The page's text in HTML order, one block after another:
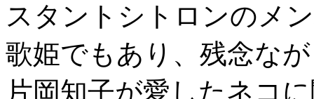
スタントシトロンのメ
歌姫でもあり、残念な
片岡知子が愛したネコ